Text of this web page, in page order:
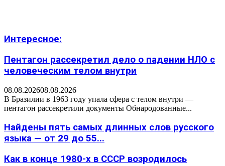
Интересное:
Пентагон рассекретил дело о падении НЛО с
человеческим телом внутри
08.08.202608.08.2026
В Бразилии в 1963 году упала сфера с телом внутри —
пентагон рассекретили документы Обнародованные...
Найдены пять самых длинных слов русского
языка — от 29 до 55...
Как в конце 1980-х в СССР возродилось